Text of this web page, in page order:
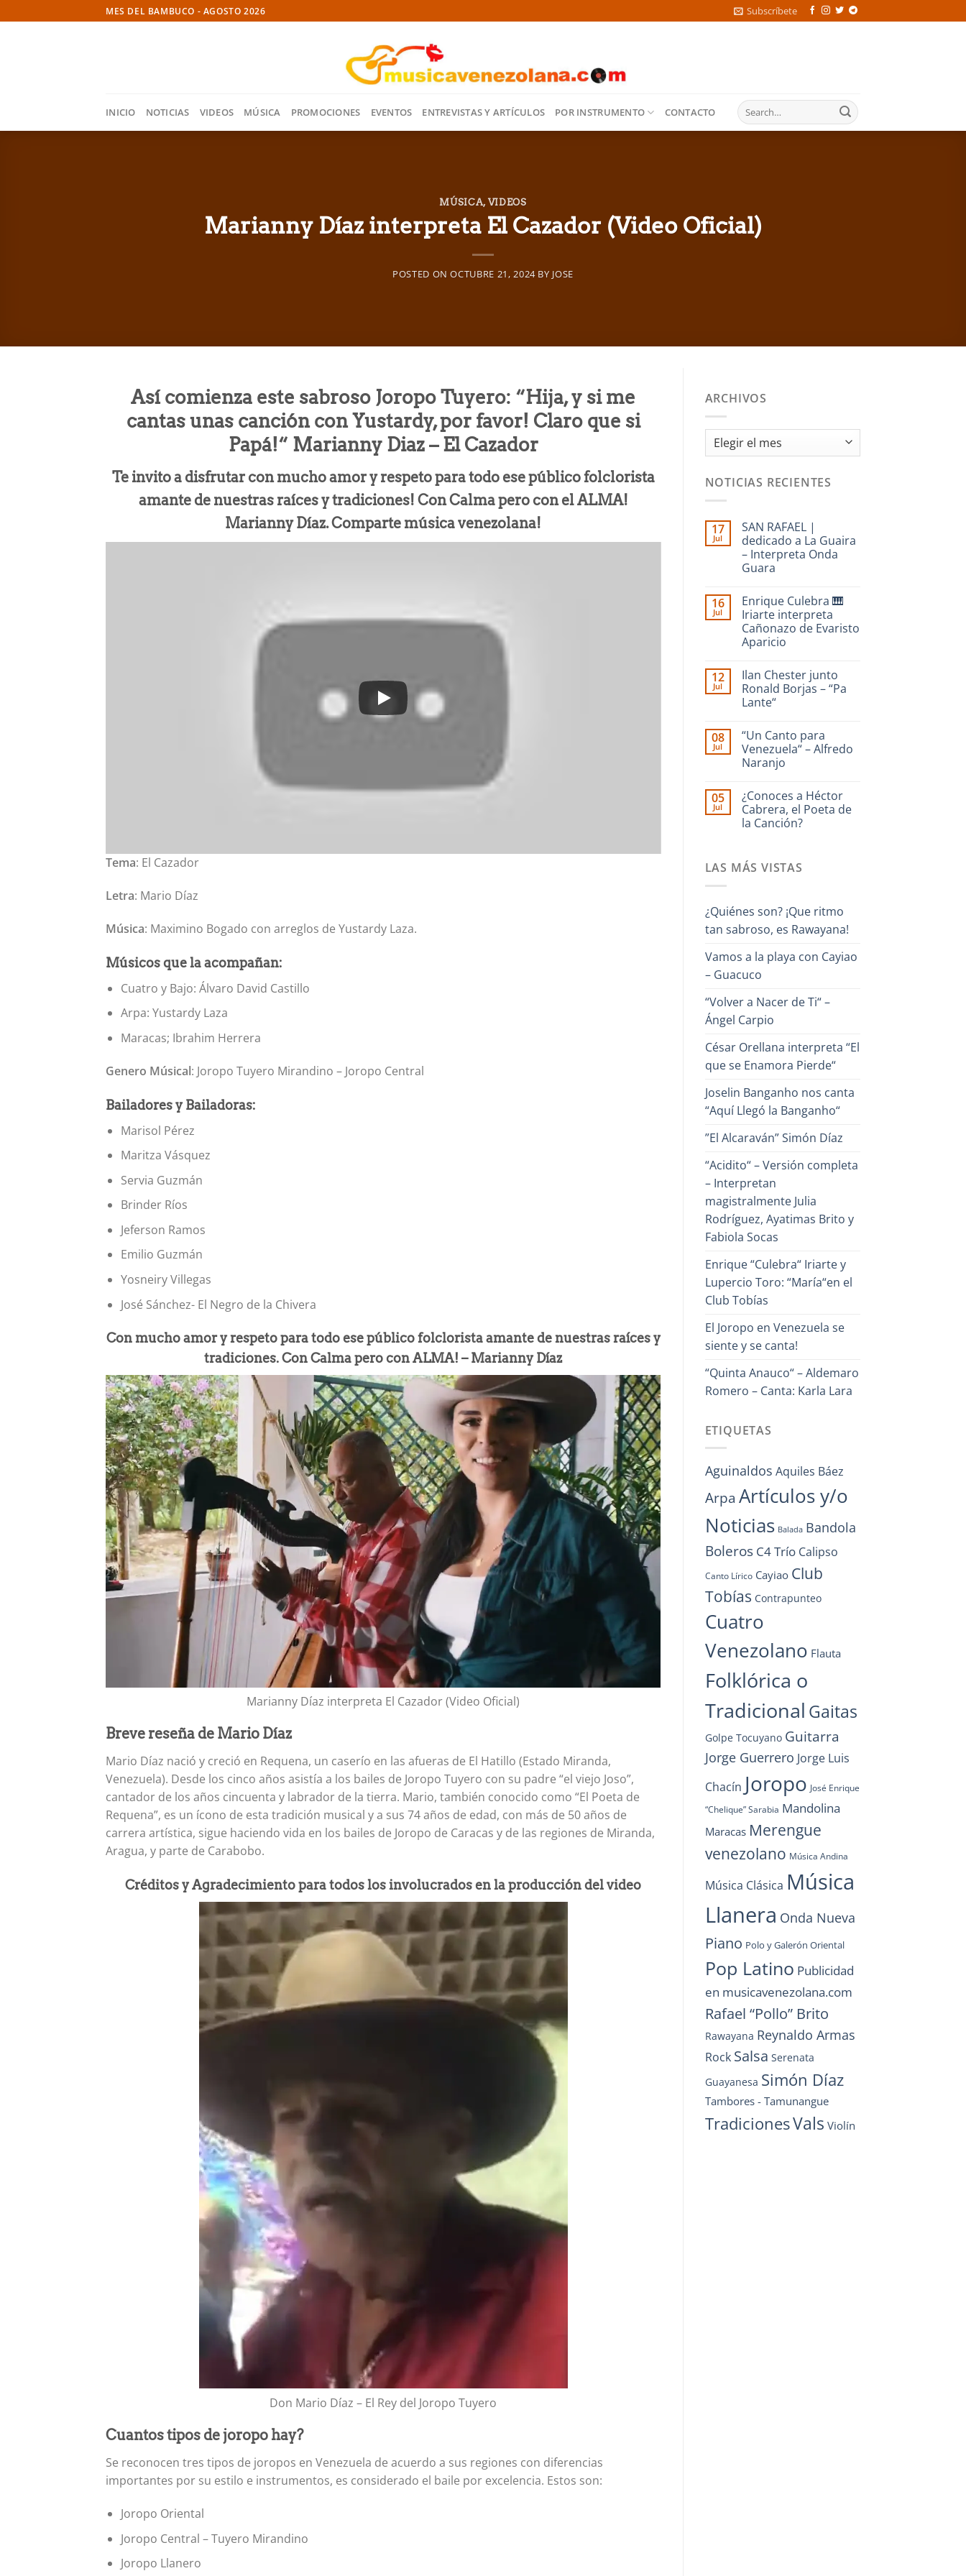
to
MES DEL BAMBUCO - AGOSTO 2026 Subscríbete
INICIO NOTICIAS VIDEOS MÚSICA PROMOCIONES EVENTOS ENTREVISTAS Y ARTÍCULOS POR INSTRUMENTO CONTACTO
MÚSICA, VIDEOS
Marianny Díaz interpreta El Cazador (Video Oficial)
POSTED ONOCTUBRE 21, 2024 BY JOSE
Así comienza este sabroso Joropo Tuyero: “Hija, y si me
cantas unas canción con Yustardy, por favor! Claro que si
Papá!“ Marianny Diaz – El Cazador
Te invito a disfrutar con mucho amor y respeto para todo ese público folclorista
amante de nuestras raíces y tradiciones! Con Calma pero con el ALMA!
Marianny Díaz. Comparte música venezolana!
Tema: El Cazador
Letra: Mario Díaz
Música: Maximino Bogado con arreglos de Yustardy Laza.
Músicos que la acompañan:
Cuatro y Bajo: Álvaro David Castillo
Arpa: Yustardy Laza
Maracas; Ibrahim Herrera
Genero Músical: Joropo Tuyero Mirandino – Joropo Central
Bailadores y Bailadoras:
Marisol Pérez
Maritza Vásquez
Servia Guzmán
Brinder Ríos
Jeferson Ramos
Emilio Guzmán
Yosneiry Villegas
José Sánchez- El Negro de la Chivera
Con mucho amor y respeto para todo ese público folclorista amante de nuestras raíces y
tradiciones. Con Calma pero con ALMA! – Marianny Díaz
Marianny Díaz interpreta El Cazador (Video Oficial)
Breve reseña de Mario Díaz
Mario Díaz nació y creció en Requena, un caserío en las afueras de El Hatillo (Estado Miranda,
Venezuela). Desde los cinco años asistía a los bailes de Joropo Tuyero con su padre “el viejo Joso”,
cantador de los años cincuenta y labrador de la tierra. Mario, también conocido como “El Poeta de
Requena”, es un ícono de esta tradición musical y a sus 74 años de edad, con más de 50 años de
carrera artística, sigue haciendo vida en los bailes de Joropo de Caracas y de las regiones de Miranda,
Aragua, y parte de Carabobo.
Créditos y Agradecimiento para todos los involucrados en la producción del video
Don Mario Díaz – El Rey del Joropo Tuyero
Cuantos tipos de joropo hay?
Se reconocen tres tipos de joropos en Venezuela de acuerdo a sus regiones con diferencias
importantes por su estilo e instrumentos, es considerado el baile por excelencia. Estos son:
Joropo Oriental
Joropo Central – Tuyero Mirandino
Joropo Llanero
ARCHIVOS
Archivos
NOTICIAS RECIENTES
17
Jul
SAN RAFAEL |
dedicado a La Guaira
– Interpreta Onda
Guara
comentarios
en
SAN
RAFAEL
|
dedicado
Guaira
–
Interpreta
Onda
16
Jul
Enrique Culebra 🎹
Iriarte interpreta
Cañonazo de Evaristo
Aparicio
comentarios
en
Enrique
Culebra
interpreta
Cañonazo
de
Evaristo
Aparicio
12
Jul
Ilan Chester junto
Ronald Borjas – “Pa
Lante“
comentarios
en
Ilan
Chester
Borjas
–
“Pa
Lante“
08
Jul
“Un Canto para
Venezuela“ – Alfredo
Naranjo
comentarios
en
“Un
Canto
Alfredo
Naranjo
05
Jul
¿Conoces a Héctor
Cabrera, el Poeta de
la Canción?
en
¿Conoces
el
Poeta
de
Canción?
LAS MÁS VISTAS
¿Quiénes son? ¡Que ritmo
tan sabroso, es Rawayana!
Vamos a la playa con Cayiao
– Guacuco
“Volver a Nacer de Ti“ –
Ángel Carpio
César Orellana interpreta “El
que se Enamora Pierde“
Joselin Banganho nos canta
“Aquí Llegó la Banganho“
”El Alcaraván” Simón Díaz
“Acidito“ – Versión completa
– Interpretan
magistralmente Julia
Rodríguez, Ayatimas Brito y
Fabiola Socas
Enrique “Culebra“ Iriarte y
Lupercio Toro: “María“en el
Club Tobías
El Joropo en Venezuela se
siente y se canta!
“Quinta Anauco“ – Aldemaro
Romero – Canta: Karla Lara
ETIQUETAS
Aguinaldos Aquiles Báez
Arpa Artículos y/o
Noticias Balada Bandola
Boleros C4 Trío Calipso
Canto Lírico Cayiao Club
Tobías Contrapunteo
Cuatro
Venezolano Flauta
Folklórica o
Tradicional Gaitas
Golpe Tocuyano Guitarra
Jorge Guerrero Jorge Luis
Chacín Joropo José Enrique
“Chelique” Sarabia Mandolina
Maracas Merengue
venezolano Música Andina
Música Clásica Música
Llanera Onda Nueva
Piano Polo y Galerón Oriental
Pop Latino Publicidad
en musicavenezolana.com
Rafael “Pollo” Brito
Rawayana Reynaldo Armas
Rock Salsa Serenata
Guayanesa Simón Díaz
Tambores - Tamunangue
TradicionesVals Violín